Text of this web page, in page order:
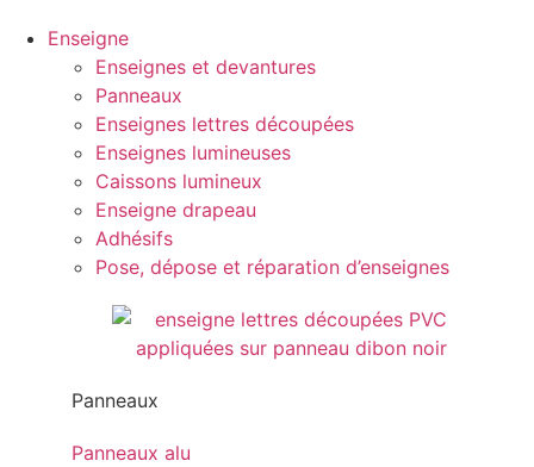
Enseigne
Enseignes et devantures
Panneaux
Enseignes lettres découpées
Enseignes lumineuses
Caissons lumineux
Enseigne drapeau
Adhésifs
Pose, dépose et réparation d’enseignes
Panneaux
Panneaux alu